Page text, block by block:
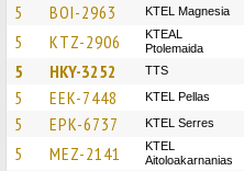
5 BOI-2963 ΚΤΕL Magnesia
5 KTZ-2906
KTEAL
Ptolemaida
5 HKY-3252 TTS
5 EEK-7448 KTEL Pellas
5 EPK-6737 KTEL Serres
5 MEZ-2141
KTEL
Aitoloakarnanias